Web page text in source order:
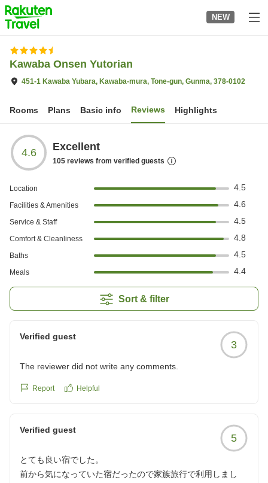
to
top
page
NEW
Kawaba Onsen Yutorian
451-1 Kawaba Yubara, Kawaba-mura, Tone-gun, Gunma, 378-0102
Rooms Plans Basic info Reviews Highlights
4.6 Excellent
105 reviews from verified guests
Location 4.5
Facilities & Amenities 4.6
Service & Staff 4.5
Comfort & Cleanliness 4.8
Baths 4.5
Meals 4.4
Sort & filter
Verified guest
3
The reviewer did not write any comments.
Report Helpful
Verified guest
5
とても良い宿でした。
前から気になっていた宿だったので家族旅行で利用しまし